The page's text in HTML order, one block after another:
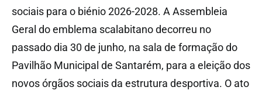
sociais para o biénio 2026-2028. A Assembleia
Geral do emblema scalabitano decorreu no
passado dia 30 de junho, na sala de formação do
Pavilhão Municipal de Santarém, para a eleição dos
novos órgãos sociais da estrutura desportiva. O ato